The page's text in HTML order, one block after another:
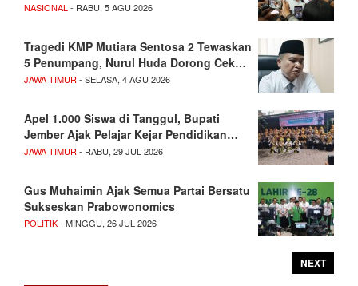
NASIONAL - RABU, 5 AGU 2026
Tragedi KMP Mutiara Sentosa 2 Tewaskan
5 Penumpang, Nurul Huda Dorong Cek…
JAWA TIMUR - SELASA, 4 AGU 2026
Apel 1.000 Siswa di Tanggul, Bupati
Jember Ajak Pelajar Kejar Pendidikan…
JAWA TIMUR - RABU, 29 JUL 2026
Gus Muhaimin Ajak Semua Partai Bersatu
Sukseskan Prabowonomics
POLITIK- MINGGU, 26 JUL 2026
NEXT